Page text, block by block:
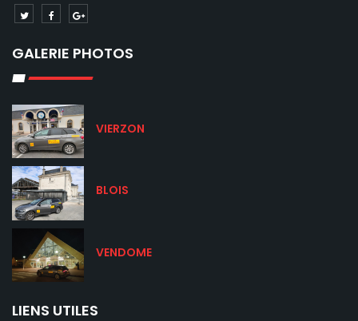
GALERIE PHOTOS
VIERZON
BLOIS
VENDOME
LIENS UTILES